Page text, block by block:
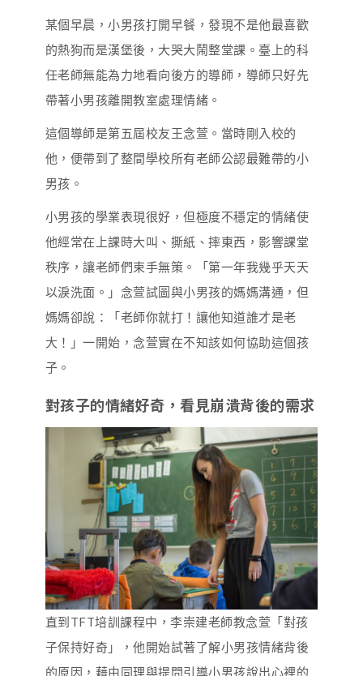
某個早晨，小男孩打開早餐，發現不是他最喜歡
的熱狗而是漢堡後，大哭大鬧整堂課。臺上的科
任老師無能為力地看向後方的導師，導師只好先
帶著小男孩離開教室處理情緒。
這個導師是第五屆校友王念萱。當時剛入校的
他，便帶到了整間學校所有老師公認最難帶的小
男孩。
小男孩的學業表現很好，但極度不穩定的情緒使
他經常在上課時大叫、撕紙、摔東西，影響課堂
秩序，讓老師們束手無策。「第一年我幾乎天天
以淚洗面。」念萱試圖與小男孩的媽媽溝通，但
媽媽卻說：「老師你就打！讓他知道誰才是老
大！」一開始，念萱實在不知該如何協助這個孩
子。
對孩子的情緒好奇，看見崩潰背後的需求
直到TFT培訓課程中，李崇建老師教念萱「對孩
子保持好奇」，他開始試著了解小男孩情緒背後
的原因，藉由同理與提問引導小男孩說出心裡的